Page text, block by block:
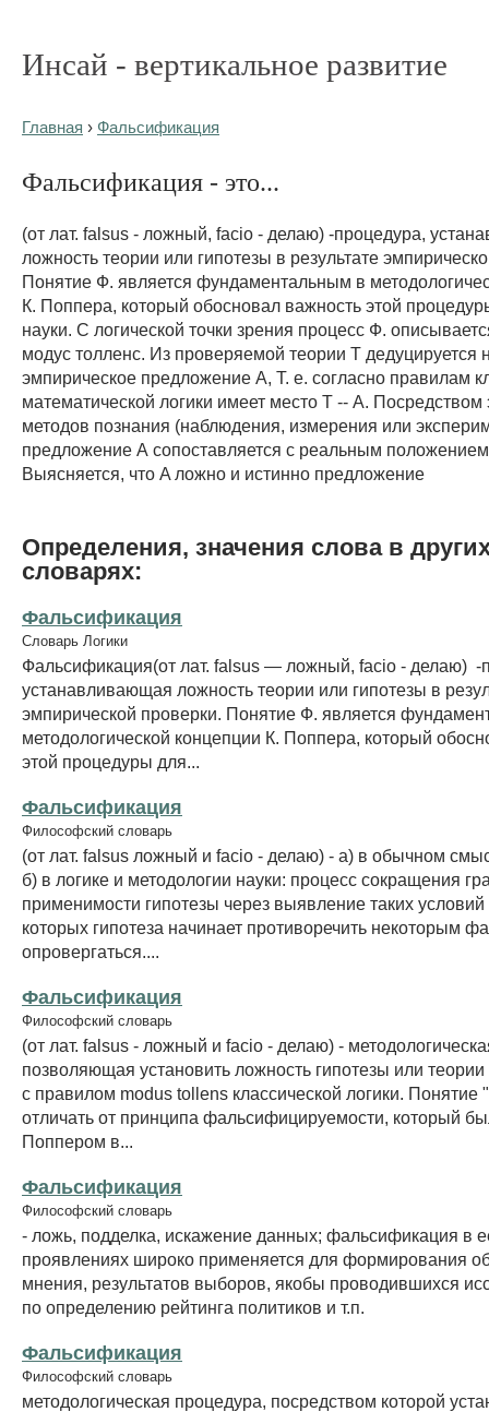
Инсай - вертикальное развитие
Главная › Фальсификация
Фальсификация - это...
(от лат. falsus - ложный, facio - делаю) -процедура,
ложность теории или гипотезы в результате
Понятие Ф. является фундаментальным в
К. Поппера, который обосновал важность этой
науки. С логической точки зрения процесс Ф.
модус толленс. Из проверяемой теории Т дедуцируется
эмпирическое предложение A, Т. e. согласно правилам
математической логики имеет место Т -- A. Посредством
методов познания (наблюдения, измерения или
предложение А сопоставляется с реальным
Выясняется, что A ложно и истинно предложение
Определения, значения слова в
словарях:
Фальсификация
Словарь Логики
Фальсификация(от лат. falsus — ложный, facio - делаю) -
устанавливающая ложность теории или гипотезы в
эмпирической проверки. Понятие Ф. является
методологической концепции К. Поппера, который
этой процедуры для...
Фальсификация
Философский словарь
(от лат. falsus ложный и facio - делаю) - а) в обычном
б) в логике и методологии науки: процесс сокращения
применимости гипотезы через выявление таких
которых гипотеза начинает противоречить некоторым
опровергаться....
Фальсификация
Философский словарь
(от лат. falsus - ложный и facio - делаю) -
позволяющая установить ложность гипотезы или теории
с правилом modus tollens классической логики. Понятие
отличать от принципа фальсифицируемости, который
Поппером в...
Фальсификация
Философский словарь
- ложь, подделка, искажение данных; фальсификация в
проявлениях широко применяется для формирования
мнения, результатов выборов, якобы проводившихся
по определению рейтинга политиков и т.п.
Фальсификация
Философский словарь
методологическая процедура, посредством которой